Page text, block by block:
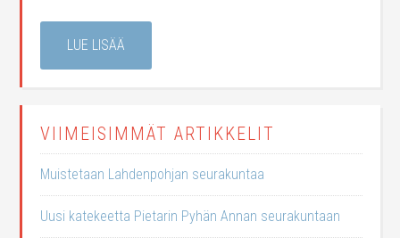
LUE LISÄÄ
VIIMEISIMMÄT ARTIKKELIT
Muistetaan Lahdenpohjan seurakuntaa
Uusi katekeetta Pietarin Pyhän Annan seurakuntaan